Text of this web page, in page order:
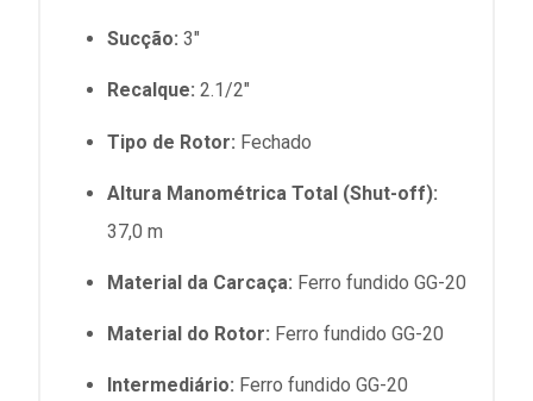
Sucção: 3"
Recalque: 2.1/2"
Tipo de Rotor: Fechado
Altura Manométrica Total (Shut-off):
37,0 m
Material da Carcaça: Ferro fundido GG-20
Material do Rotor: Ferro fundido GG-20
Intermediário: Ferro fundido GG-20